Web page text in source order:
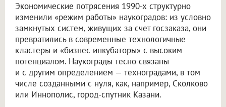
Экономические потрясения 1990-х структурно
изменили «режим работы» наукоградов: из условно
замкнутых систем, живущих за счет госзаказа, они
превратились в современные технологичные
кластеры и «бизнес-инкубаторы» с высоким
потенциалом. Наукограды тесно связаны
и с другим определением — техноградами, в том
числе созданными с нуля, как, например, Сколково
или Иннополис, город-спутник Казани.